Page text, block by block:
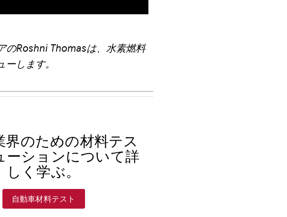
のRoshni Thomasは、水素燃料
します。
界のための材料テス
ーションについて詳
しく学ぶ。
自動車材料テスト